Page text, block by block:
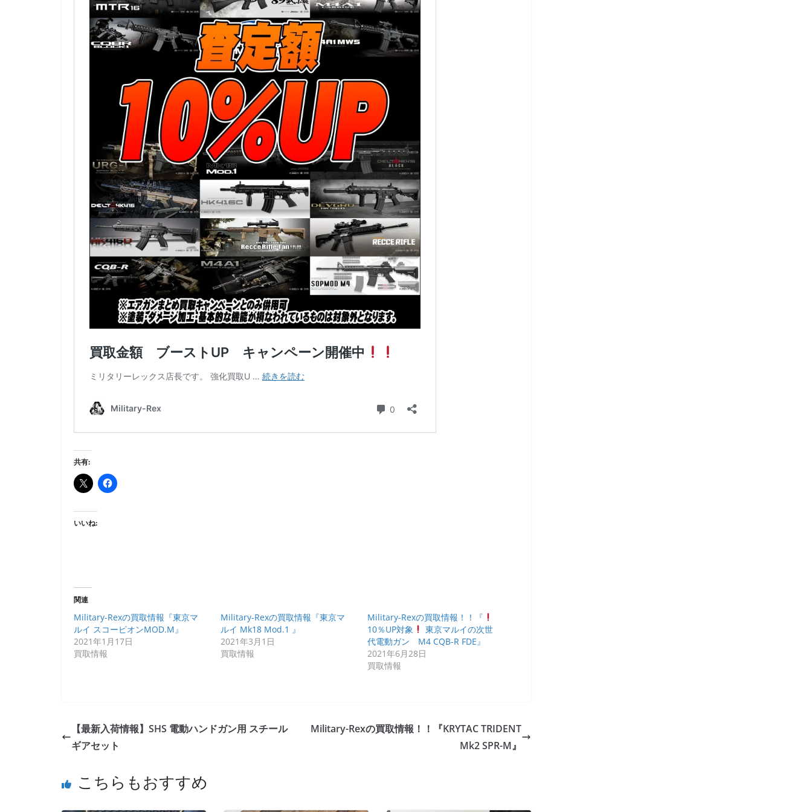
共有:
いいね:
関連
Military-Rexの買取情報『東京マ
ルイ スコーピオンMOD.M』
2021年1月17日
買取情報
Military-Rexの買取情報『東京マ
ルイ Mk18 Mod.1 』
2021年3月1日
買取情報
Military-Rexの買取情報！！『
10％UP対象
東京マルイの次世
代電動ガン M4 CQB-R FDE』
2021年6月28日
買取情報
【最新入荷情報】SHS 電動ハンドガン用 スチール
ギアセット
Military-Rexの買取情報！！『KRYTAC TRIDENT
Mk2 SPR-M』
こちらもおすすめ